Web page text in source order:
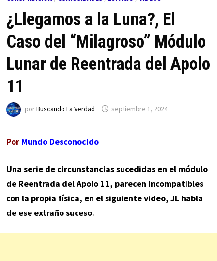
¿Llegamos a la Luna?, El
Caso del “Milagroso” Módulo
Lunar de Reentrada del Apolo
11
porBuscando La Verdad septiembre 1, 2024
Por Mundo Desconocido
Una serie de circunstancias sucedidas en el módulo
de Reentrada del Apolo 11, parecen incompatibles
con la propia física, en el siguiente video, JL habla
de ese extraño suceso.